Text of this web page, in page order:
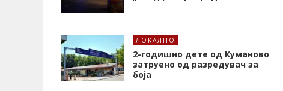
ЛОКАЛНО
2-годишно дете од Куманово
затруено од разредувач за
боја